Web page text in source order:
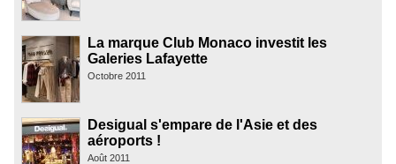
La marque Club Monaco investit les
Galeries Lafayette
Octobre 2011
Desigual s'empare de l'Asie et des
aéroports !
Août 2011